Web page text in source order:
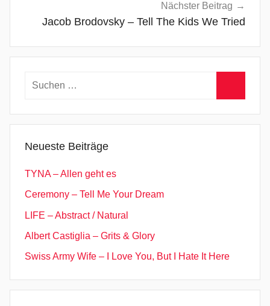
H
,
D
r
k
e
t
a
Nächster Beitrag
Jacob Brodovsky – Tell The Kids We Tried
Suchen
Neueste Beiträge
TYNA – Allen geht es
Ceremony – Tell Me Your Dream
LIFE – Abstract / Natural
Albert Castiglia – Grits & Glory
Swiss Army Wife – I Love You, But I Hate It Here